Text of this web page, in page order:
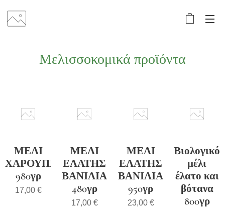
Μελισσοκομικά προϊόντα
ΜΕΛΙ
ΧΑΡΟΥΠΙΑΣ
980γρ
17,00€
ΜΕΛΙ
ΕΛΑΤΗΣ
ΒΑΝΙΛΙΑ
480γρ
17,00€
ΜΕΛΙ
ΕΛΑΤΗΣ
ΒΑΝΙΛΙΑ
950γρ
23,00€
Βιολογικό
μέλι
έλατο και
βότανα
800γρ